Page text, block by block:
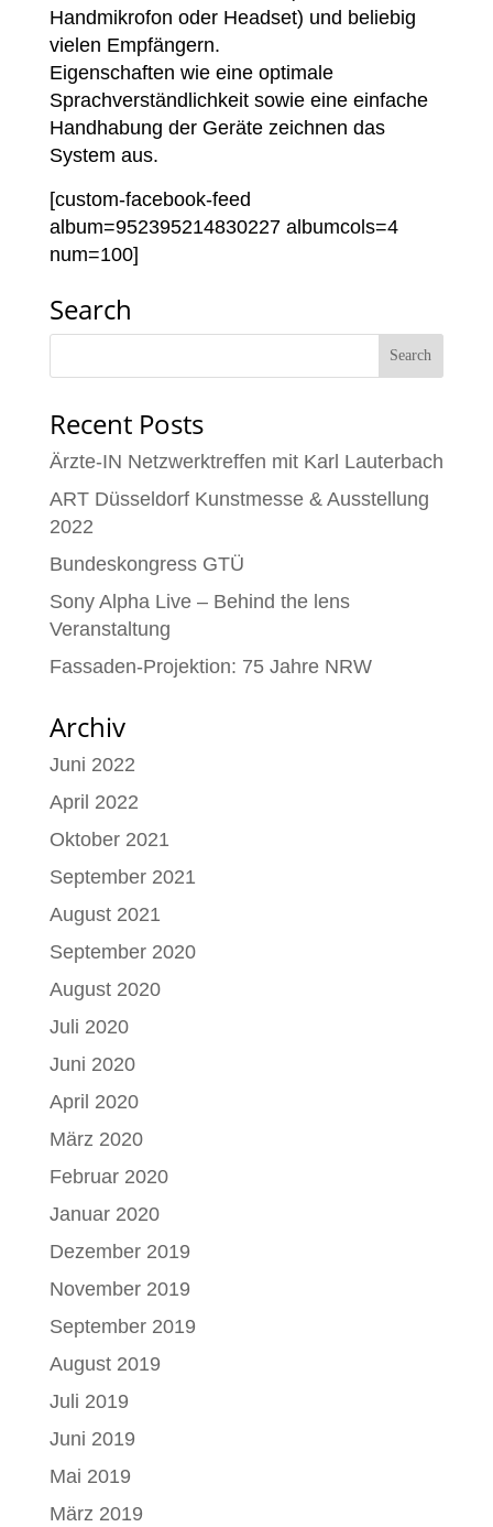
Handmikrofon oder Headset) und beliebig
vielen Empfängern.
Eigenschaften wie eine optimale
Sprachverständlichkeit sowie eine einfache
Handhabung der Geräte zeichnen das
System aus.
[custom-facebook-feed
album=952395214830227 albumcols=4
num=100]
Search
Recent Posts
Ärzte-IN Netzwerktreffen mit Karl Lauterbach
ART Düsseldorf Kunstmesse & Ausstellung
2022
Bundeskongress GTÜ
Sony Alpha Live – Behind the lens
Veranstaltung
Fassaden-Projektion: 75 Jahre NRW
Archiv
Juni 2022
April 2022
Oktober 2021
September 2021
August 2021
September 2020
August 2020
Juli 2020
Juni 2020
April 2020
März 2020
Februar 2020
Januar 2020
Dezember 2019
November 2019
September 2019
August 2019
Juli 2019
Juni 2019
Mai 2019
März 2019